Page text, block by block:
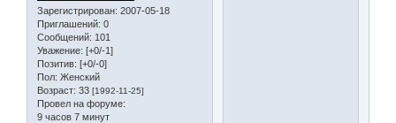
Зарегистрирован: 2007-05-18
Приглашений: 0
Сообщений: 101
Уважение: [+0/-1]
Позитив: [+0/-0]
Пол: Женский
Возраст: 33 [1992-11-25]
Провел на форуме:
9 часов 7 минут